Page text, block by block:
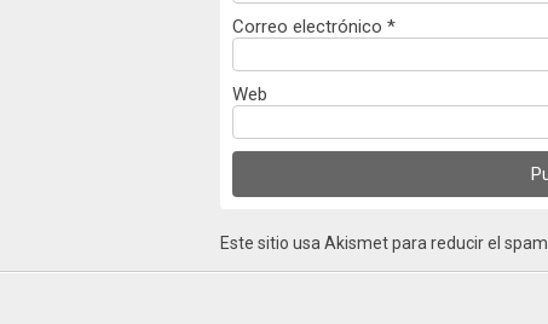
Correo electrónico *
Web
Este sitio usa Akismet para reducir el spam.